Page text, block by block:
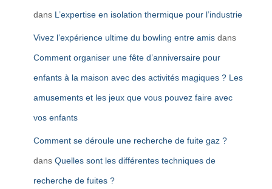
dans L’expertise en isolation thermique pour l’industrie
Vivez l’expérience ultime du bowling entre amis dans
Comment organiser une fête d’anniversaire pour
enfants à la maison avec des activités magiques ? Les
amusements et les jeux que vous pouvez faire avec
vos enfants
Comment se déroule une recherche de fuite gaz ?
dans Quelles sont les différentes techniques de
recherche de fuites ?